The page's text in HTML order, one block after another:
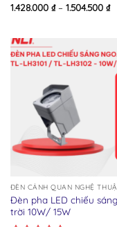
Rated
of
5
1.428.000 ₫– 1.504.500 ₫
Add to
ĐÈN CẢNH QUAN NGHỆ
Đèn pha LED chiếu
trời 10W/ 15W